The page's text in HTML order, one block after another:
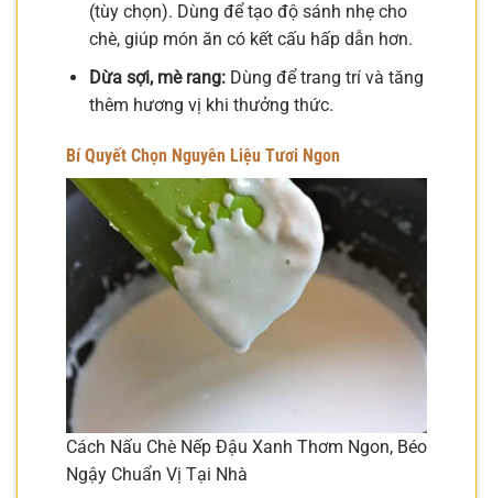
(tùy chọn). Dùng để tạo độ sánh nhẹ cho
chè, giúp món ăn có kết cấu hấp dẫn hơn.
Dừa sợi, mè rang:Dùng để trang trí và tăng
thêm hương vị khi thưởng thức.
Bí Quyết Chọn Nguyên Liệu Tươi Ngon
Cách Nấu Chè Nếp Đậu Xanh Thơm Ngon, Béo
Ngậy Chuẩn Vị Tại Nhà